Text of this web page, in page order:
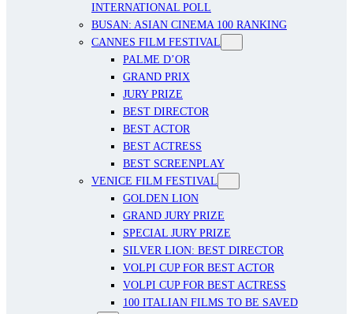
INTERNATIONAL POLL
BUSAN: ASIAN CINEMA 100 RANKING
CANNES FILM FESTIVAL
PALME D’OR
GRAND PRIX
JURY PRIZE
BEST DIRECTOR
BEST ACTOR
BEST ACTRESS
BEST SCREENPLAY
VENICE FILM FESTIVAL
GOLDEN LION
GRAND JURY PRIZE
SPECIAL JURY PRIZE
SILVER LION: BEST DIRECTOR
VOLPI CUP FOR BEST ACTOR
VOLPI CUP FOR BEST ACTRESS
100 ITALIAN FILMS TO BE SAVED